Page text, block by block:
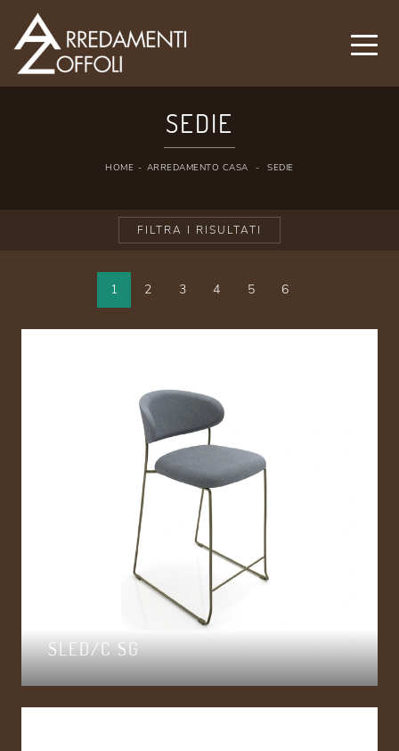
SEDIE
HOME - ARREDAMENTO CASA - SEDIE
FILTRA I RISULTATI
1 2 3 4 5 6
SLED/C SG